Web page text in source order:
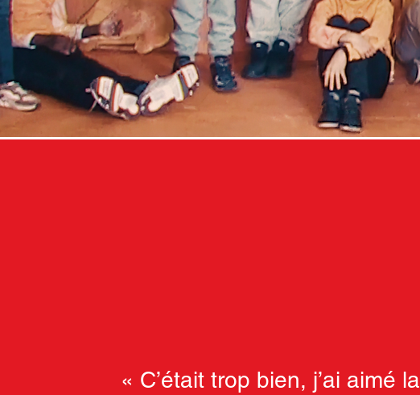
« C’était trop bien, j’ai aimé la